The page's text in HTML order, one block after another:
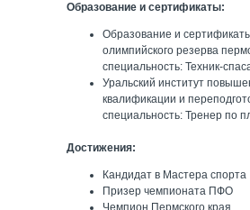
Образование и сертификаты:
Образование и
олимпийского резерва
специальность: Техник-
Уральский институт
квалификации и
специальность: Тренер по
Достижения:
Кандидат в Мастера спорта
Призер чемпионата ПФО
Чемпион Пермского края